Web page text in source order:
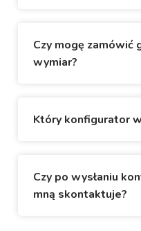
Czy mogę zamówić
wymiar?
Który konfigurator
Czy po wysłaniu
mną skontaktuje?